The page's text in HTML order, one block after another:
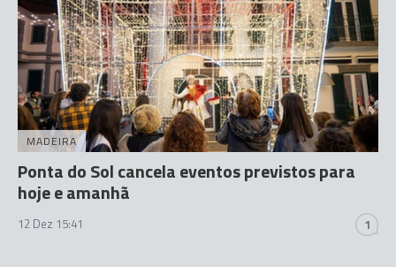
MADEIRA
Ponta do Sol cancela eventos previstos para
hoje e amanhã
12 Dez 15:41 1